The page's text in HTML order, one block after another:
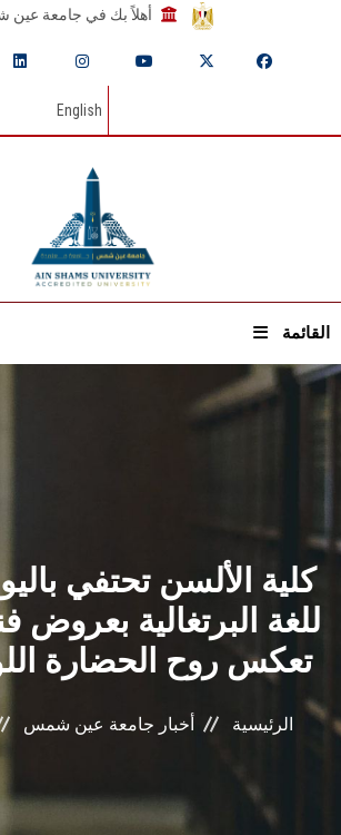
أهلاً بك في جامعة
English
القائمة
كلية الألسن تحتفي
للغة البرتغالية بعروض
تعكس روح الحضارة
الرئيسية أخبار جامعة عين شمس